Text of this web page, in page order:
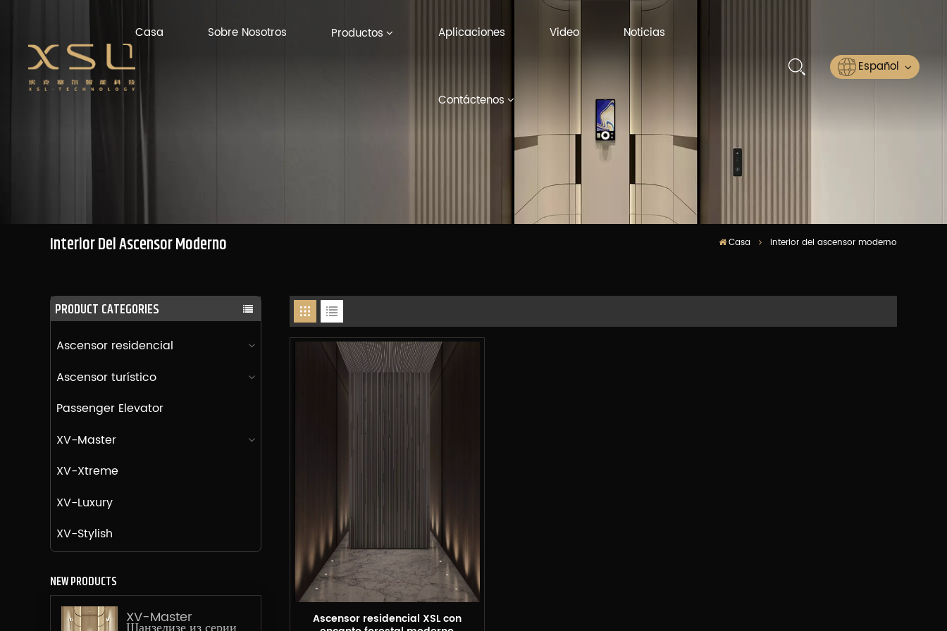
Casa Sobre Nosotros Productos Aplicaciones Video Noticias
Contáctenos
Español
عربي
Interior Del Ascensor Moderno Casa interior del ascensor moderno
PRODUCT CATEGORIES
Ascensor residencial
Ascensor turístico
Passenger Elevator
XV-Master
XV-Xtreme
XV-Luxury
XV-Stylish
NEW PRODUCTS
XV-Master Ascensor residencial XSL con